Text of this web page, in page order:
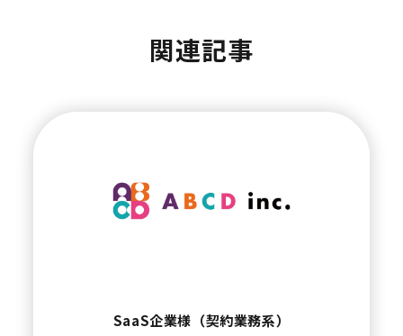
関連記事
SaaS企業様（契約業務系）